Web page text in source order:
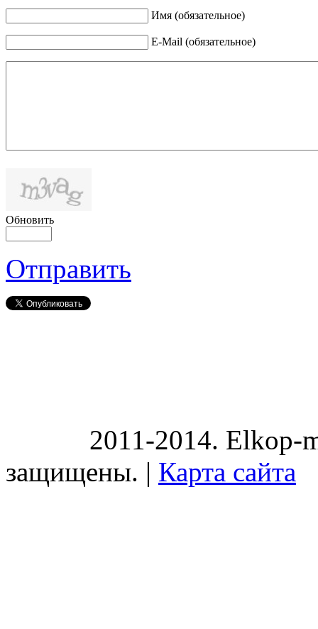
Имя (обязательное)
E-Mail (обязательное)
Обновить
Отправить
2011-2014. Elkop-
защищены. | Карта сайта